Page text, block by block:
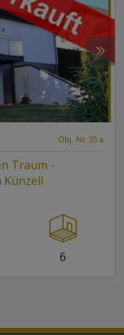
Obj. Nr. 35 a
Künzell
6